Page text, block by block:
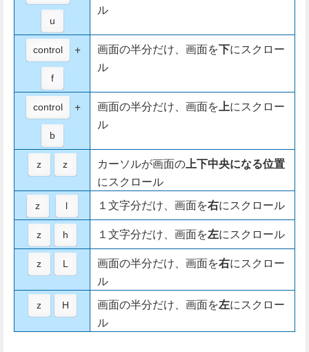
u
ル
control +
f
画面の半分だけ、画面を下にスクロー
ル
control +
b
画面の半分だけ、画面を 上にスクロー
ル
z z カーソルが画面の 上下中央になる位置
にスクロール
z l １文字分だけ、画面を右にスクロール
z h １文字分だけ、画面を左にスクロール
z L 画面の半分だけ、画面を右にスクロー
ル
z H 画面の半分だけ、画面を左にスクロー
ル